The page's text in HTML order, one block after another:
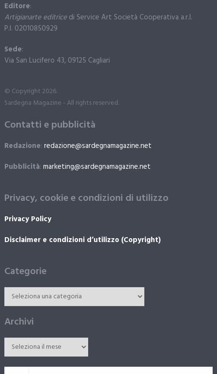
Editore:
Artigianarte editricedi Service Art Società Cooperativa a.r.l.
P.I. 02010850929
Sede:
Via San Lucifero 43, 09125 Cagliari
© Copyright 2026.
Sardegna Magazine - All rights reserved.
Contatti e pubblicità
Redazione: redazione@sardegnamagazine.net
Pubblicità: marketing@sardegnamagazine.net
Privacy, cookie e condizioni di utilizzo
Privacy Policy
Disclaimer e condizioni d’utilizzo (Copyright)
Categorie
Archivi